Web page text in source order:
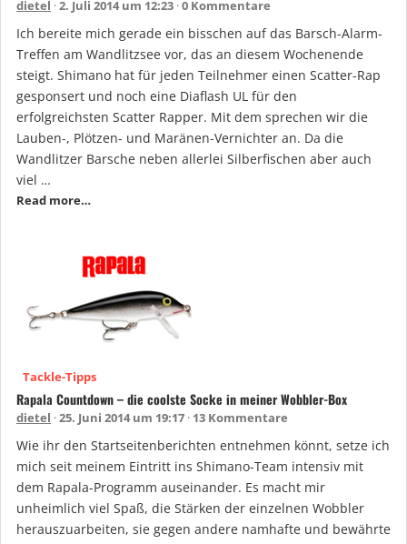
dietel 2. Juli 2014 um 12:23 0 Kommentare
Ich bereite mich gerade ein bisschen auf das Barsch-Alarm-
Treffen am Wandlitzsee vor, das an diesem Wochenende
steigt. Shimano hat für jeden Teilnehmer einen Scatter-Rap
gesponsert und noch eine Diaflash UL für den
erfolgreichsten Scatter Rapper. Mit dem sprechen wir die
Lauben-, Plötzen- und Maränen-Vernichter an. Da die
Wandlitzer Barsche neben allerlei Silberfischen aber auch
viel …
Read more…
Tackle-Tipps
Rapala Countdown – die coolste Socke in meiner Wobbler-Box
dietel 25. Juni 2014 um 19:17 13 Kommentare
Wie ihr den Startseitenberichten entnehmen könnt, setze ich
mich seit meinem Eintritt ins Shimano-Team intensiv mit
dem Rapala-Programm auseinander. Es macht mir
unheimlich viel Spaß, die Stärken der einzelnen Wobbler
herauszuarbeiten, sie gegen andere namhafte und bewährte